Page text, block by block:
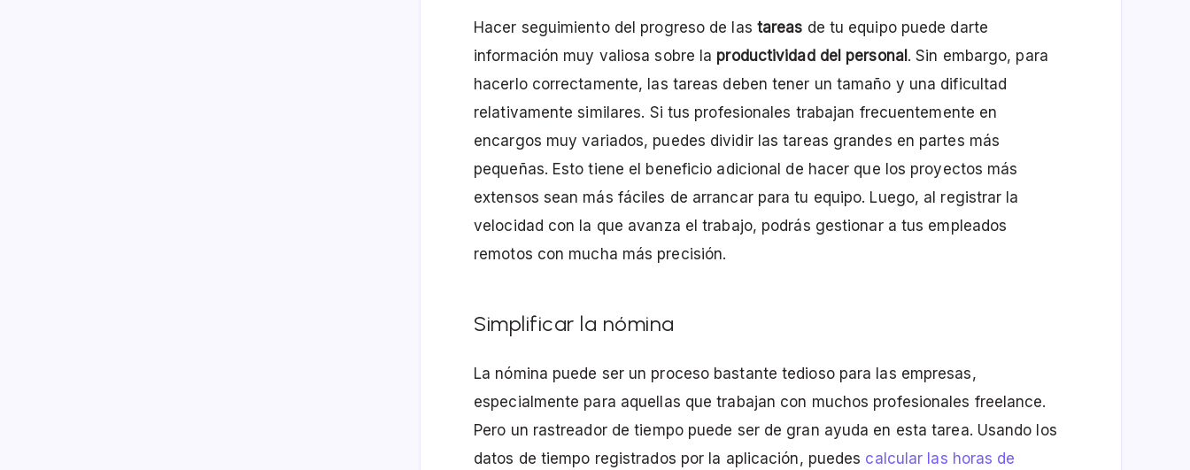
Hacer seguimiento del progreso de las tareas de tu equipo puede darte
información muy valiosa sobre la productividad del personal. Sin embargo, para
hacerlo correctamente, las tareas deben tener un tamaño y una dificultad
relativamente similares. Si tus profesionales trabajan frecuentemente en
encargos muy variados, puedes dividir las tareas grandes en partes más
pequeñas. Esto tiene el beneficio adicional de hacer que los proyectos más
extensos sean más fáciles de arrancar para tu equipo. Luego, al registrar la
velocidad con la que avanza el trabajo, podrás gestionar a tus empleados
remotos con mucha más precisión.
Simplificar la nómina
La nómina puede ser un proceso bastante tedioso para las empresas,
especialmente para aquellas que trabajan con muchos profesionales freelance.
Pero un rastreador de tiempo puede ser de gran ayuda en esta tarea. Usando los
datos de tiempo registrados por la aplicación, puedes calcular las horas de